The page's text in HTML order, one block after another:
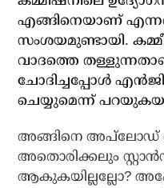
എങ്ങിനെയാണ്
സംശയമുണ്ടായി.
വാദത്തെ
ചോദിച്ചപ്പോള്‍
ചെയ്യുമെന്ന്
അങ്ങിനെ അപ്‌ലോഡ്
അതൊരിക്കലും
ആകുകയില്ലല്ലോ?